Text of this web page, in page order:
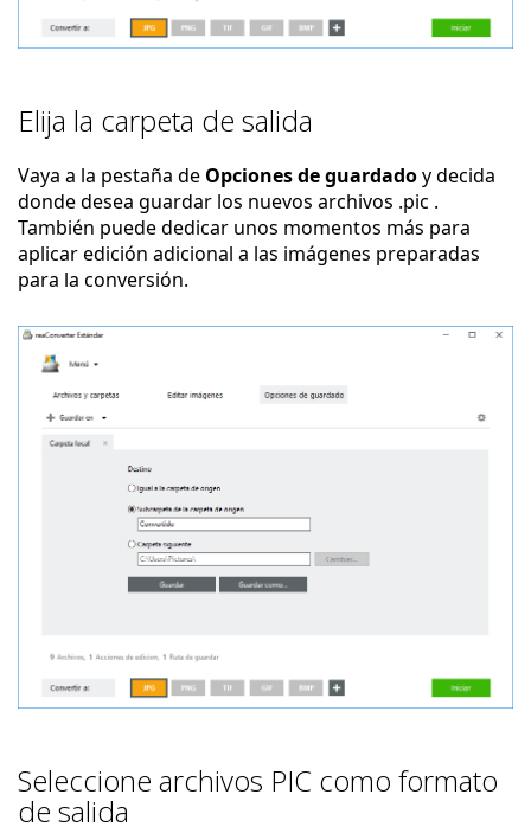
Elija la carpeta de salida
Vaya a la pestaña de Opciones de guardadoy decida
donde desea guardar los nuevos archivos .pic .
También puede dedicar unos momentos más para
aplicar edición adicional a las imágenes preparadas
para la conversión.
Seleccione archivos PIC como formato
de salida